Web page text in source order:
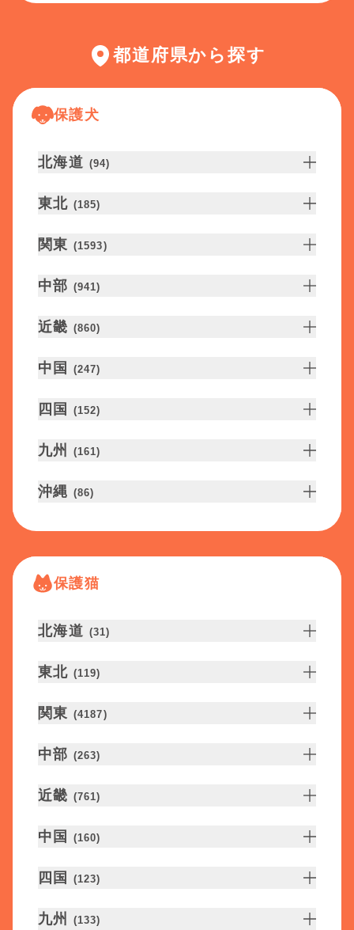
都道府県から探す
保護犬
北海道 (94)
東北 (185)
関東 (1593)
中部 (941)
近畿 (860)
中国 (247)
四国 (152)
九州 (161)
沖縄 (86)
保護猫
北海道 (31)
東北 (119)
関東 (4187)
中部 (263)
近畿 (761)
中国 (160)
四国 (123)
九州 (133)